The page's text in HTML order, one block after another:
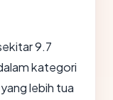
9.7
kategori
lebih tua